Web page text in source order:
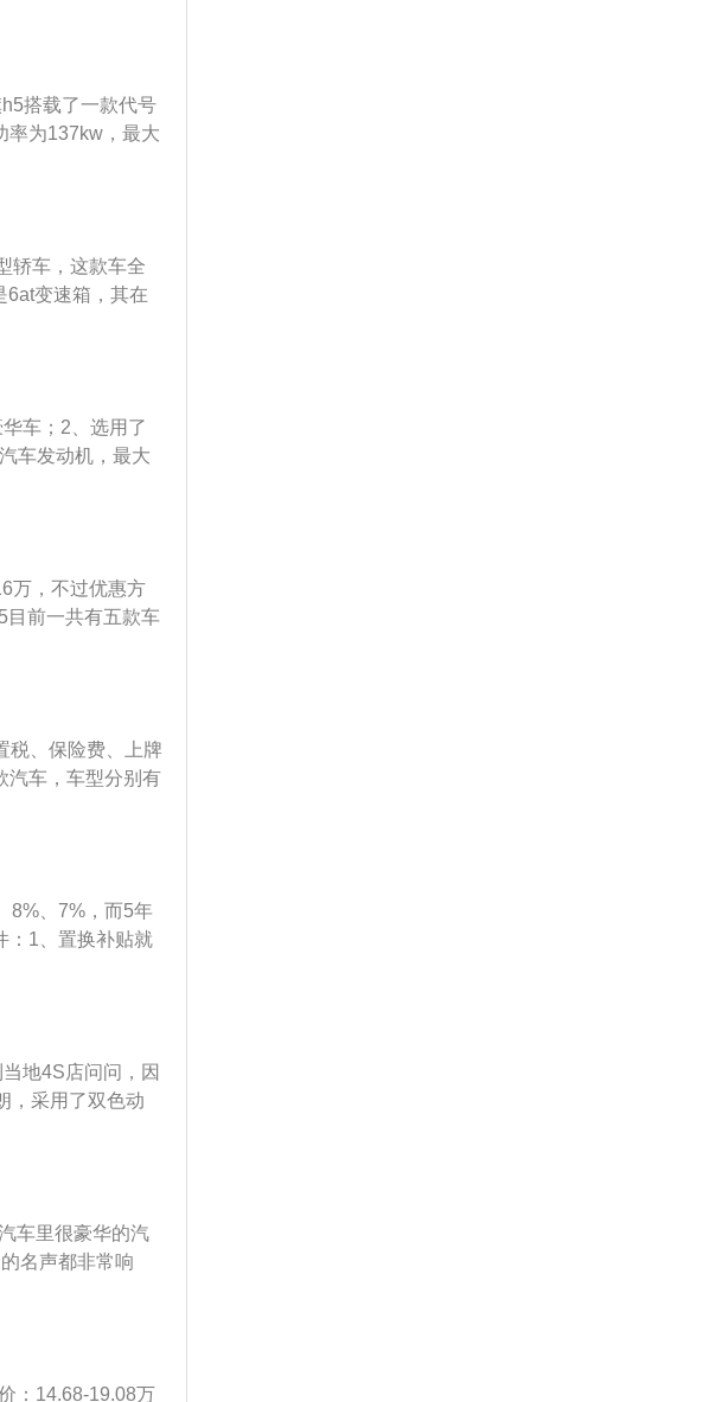
升档转速保持在
8.9L/100KM，
，油耗区间
过耗油。3、其
达到更好的燃油
搭载了一款代号
率为137kw，最大
铝合金缸盖和铸
速箱耐用性，换
生产的变速箱被
，后悬架采用多
地性能和行驶稳
数据比较多。
且安全配置也很
研发的1.8t发动
轿车，这款车全
6at变速箱，其在
最大马力为186
、1470m
车；2、选用了
车发动机，最大
寸这一方面，车
的挑选。车子
表台和按钮操
器音响设备、自
台屏幕、汽车安
万，不过优惠方
目前一共有五款车
中型车。红旗H5
算，贷款金额10
牌费350元，首
要是由车子的价
成的，全款落地
需要交手续费和
税、保险费、上牌
汽车，车型分别有
。外观方面，采
饰显得非常的精
姿态，非常有运
大功率为131K
8%、7%，而5年
：1、置换补贴就
量，推出的对换
肯定要略高于二
的划算，完全取
格觉得划算就
多找几家来评
地4S店问问，因
，采用了双色动
红旗HS7的前后
车型在后排配备
环绕音
直喷发动机，
信的8速自动变速
车里很豪华的汽
名声都非常响
风格我比较喜
马力，在这之
动力非常强悍；
：14.68-19.08万